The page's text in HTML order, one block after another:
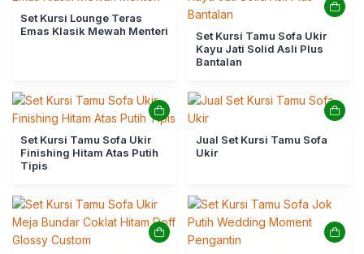
Set Kursi Lounge Teras
Emas Klasik Mewah Menteri
Set Kursi Tamu Sofa Ukir
Kayu Jati Solid Asli Plus
Bantalan
Set Kursi Tamu Sofa Ukir
Finishing Hitam Atas Putih
Tipis
Jual Set Kursi Tamu Sofa
Ukir